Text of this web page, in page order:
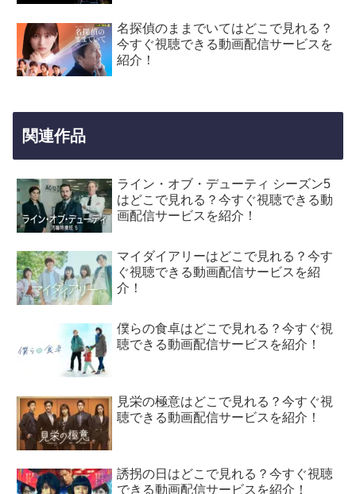
名探偵のままでいてはどこで見れる？
今すぐ視聴できる動画配信サービスを
紹介！
関連作品
ライン・オブ・デューティ シーズン5
はどこで見れる？今すぐ視聴できる動
画配信サービスを紹介！
マイダイアリーはどこで見れる？今す
ぐ視聴できる動画配信サービスを紹
介！
僕らの食卓はどこで見れる？今すぐ視
聴できる動画配信サービスを紹介！
見栄の極意はどこで見れる？今すぐ視
聴できる動画配信サービスを紹介！
誘拐の日はどこで見れる？今すぐ視聴
できる動画配信サービスを紹介！